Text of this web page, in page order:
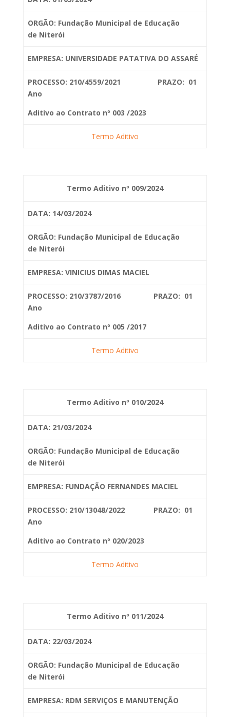
ORGÃO: Fundação Municipal de Educação
de Niterói
EMPRESA: UNIVERSIDADE PATATIVA DO ASSARÉ
PROCESSO: 210/4559/2021 PRAZO: 01
Ano
Aditivo ao Contrato nº 003 /2023
Termo Aditivo
Termo Aditivo nº 009/2024
DATA: 14/03/2024
ORGÃO: Fundação Municipal de Educação
de Niterói
EMPRESA: VINICIUS DIMAS MACIEL
PROCESSO: 210/3787/2016 PRAZO: 01
Ano
Aditivo ao Contrato nº 005 /2017
Termo Aditivo
Termo Aditivo nº 010/2024
DATA: 21/03/2024
ORGÃO: Fundação Municipal de Educação
de Niterói
EMPRESA: FUNDAÇÃO FERNANDES MACIEL
PROCESSO: 210/13048/2022 PRAZO: 01
Ano
Aditivo ao Contrato nº 020/2023
Termo Aditivo
Termo Aditivo nº 011/2024
DATA: 22/03/2024
ORGÃO: Fundação Municipal de Educação
de Niterói
EMPRESA: RDM SERVIÇOS E MANUTENÇÃO